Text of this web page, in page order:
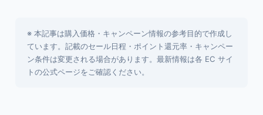
※ 本記事は購入価格・キャンペーン情報の参考目的で作成し
ています。記載のセール日程・ポイント還元率・キャンペー
ン条件は変更される場合があります。最新情報は各 EC サイ
トの公式ページをご確認ください。